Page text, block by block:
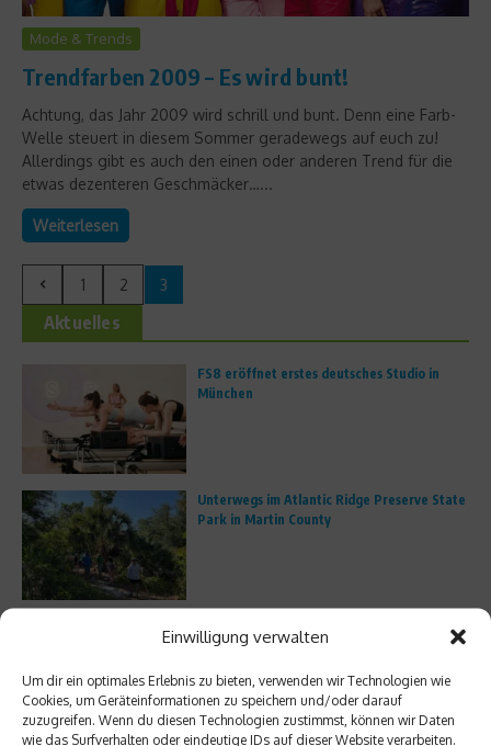
Einwilligung verwalten
Um dir ein optimales Erlebnis zu bieten, verwenden wir Technologien wie
Cookies, um Geräteinformationen zu speichern und/oder darauf
zuzugreifen. Wenn du diesen Technologien zustimmst, können wir Daten
wie das Surfverhalten oder eindeutige IDs auf dieser Website verarbeiten.
Mode & Trends
Trendfarben 2009 – Es wird bunt!
Achtung, das Jahr 2009 wird schrill und bunt. Denn eine Farb-
Welle steuert in diesem Sommer geradewegs auf euch zu!
Allerdings gibt es auch den einen oder anderen Trend für die
etwas dezenteren Geschmäcker…...
Weiterlesen
1 2 3
Aktuelles
FS8 eröffnet erstes deutsches Studio in
München
Unterwegs im Atlantic Ridge Preserve State
Park in Martin County
Läufer die Straße verlassen